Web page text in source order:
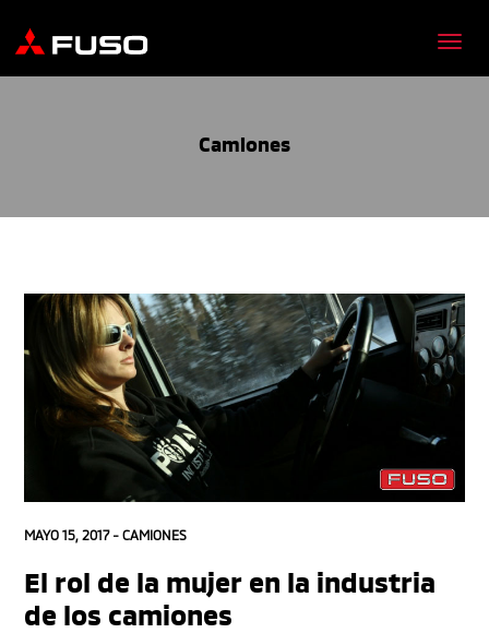
Camiones
MAYO 15, 2017 - CAMIONES
El rol de la mujer en la industria
de los camiones